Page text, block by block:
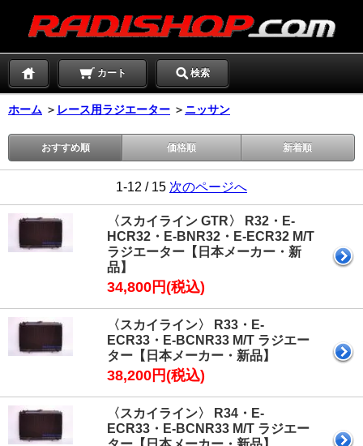
カート 検索
ホーム ＞ レース用ラジエーター ＞ ニッサン
おすすめ順 価格順 新着順
1-12 / 15 次のページへ
〈スカイライン GTR〉 R32・E-
HCR32・E-BNR32・E-ECR32 M/T
ラジエーター【日本メーカー・新
品】
34,800円(税込)
〈スカイライン〉 R33・E-
ECR33・E-BCNR33 M/T ラジエー
ター【日本メーカー・新品】
38,200円(税込)
〈スカイライン〉 R34・E-
ECR33・E-BCNR33 M/T ラジエー